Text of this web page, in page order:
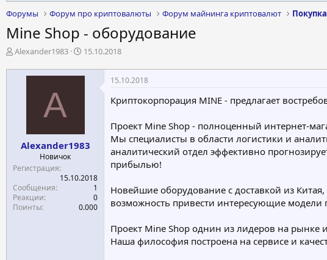
Форумы Форум про криптовалюты Форум майнинга криптовалют
Mine Shop - оборудование
А
т
Alexander1983
Д
т
а
15.10.2018
A
Alexander1983
Новичок
Регистрация
15.10.2018
Сообщения
1
Реакции
0
Поинты
0.000
15.10.2018
Криптокорпорация MINE - предлагает
Проект Mine Shop - полноценный интернет-
Мы специалисты в области логистики и
аналитический отдел эффективно
прибылью!
Новейшие оборудование с доставкой из
возможность привести интересующие модели
Проект Mine Shop однин из лидеров на рынке
Наша философия построена на сервисе и